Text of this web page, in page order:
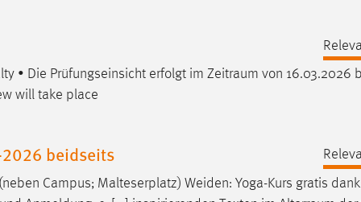
• Die Prüfungseinsicht erfolgt im Zeitraum von 16.03.2026
will take place
2026 beidseits
Campus; Malteserplatz) Weiden: Yoga-Kurs gratis dank